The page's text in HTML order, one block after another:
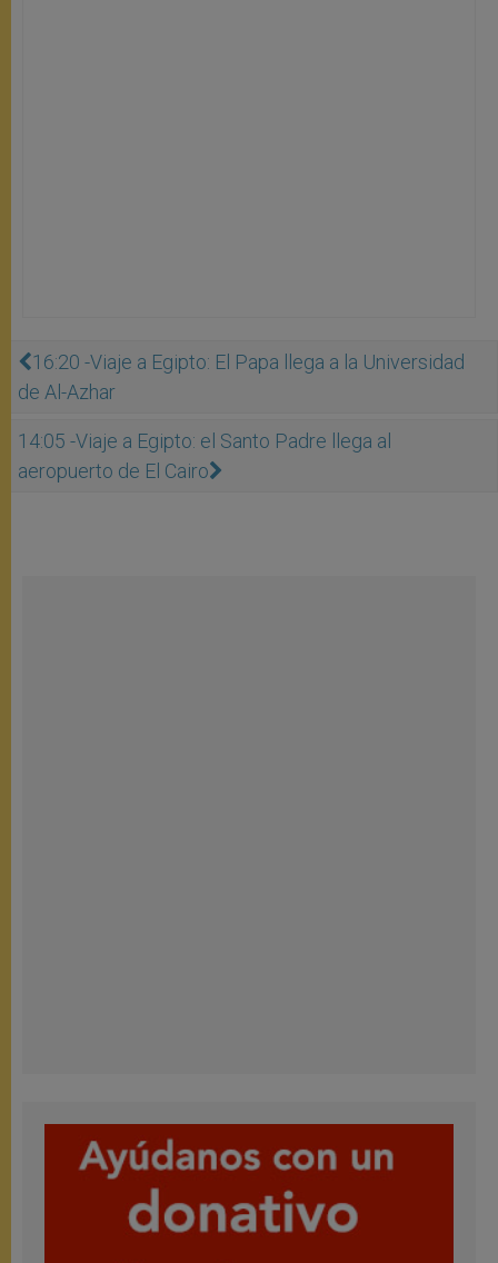
16:20 -Viaje a Egipto: El Papa llega a la Universidad
de Al-Azhar
14:05 -Viaje a Egipto: el Santo Padre llega al
aeropuerto de El Cairo